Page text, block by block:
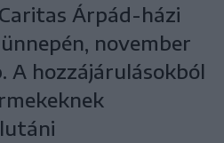
Árpád-házi
november
A hozzájárulásokból